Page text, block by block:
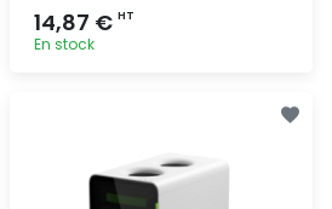
14,87 €HT
En stock